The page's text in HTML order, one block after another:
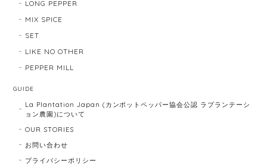
LONG PEPPER
MIX SPICE
SET
LIKE NO OTHER
PEPPER MILL
GUIDE
La Plantation Japan (カンポットペッパー協会公認 ラプランテーシ
ョン農園)について
OUR STORIES
お問い合わせ
プライバシーポリシー